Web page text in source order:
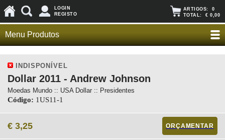
LOGIN
REGISTO
ARTIGOS: 0
TOTAL: € 0,00
Menu Produtos
INDISPONÍVEL
Dollar 2011 - Andrew Johnson
Moedas Mundo :: USA Dollar :: Presidentes
Código: 1US11-1
€ 3,25 ORÇAMENTAR